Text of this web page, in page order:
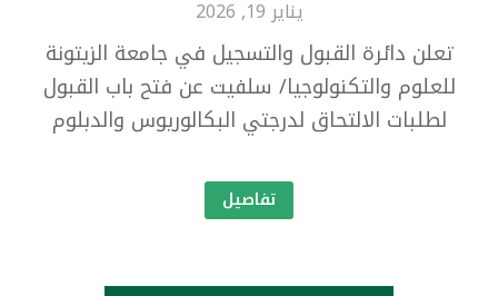
يناير 19, 2026
تعلن دائرة القبول والتسجيل في جامعة الزيتونة
للعلوم والتكنولوجيا/ سلفيت عن فتح باب القبول
لطلبات الالتحاق لدرجتي البكالوريوس والدبلوم
تفاصيل